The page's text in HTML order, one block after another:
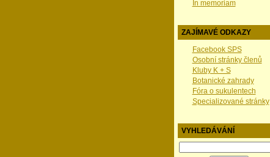
In memoriam
ZAJÍMAVÉ ODKAZY
Facebook SPS
Osobní stránky členů
Kluby K + S
Botanické zahrady
Fóra o sukulentech
Specializované stránky
VYHLEDÁVÁNÍ